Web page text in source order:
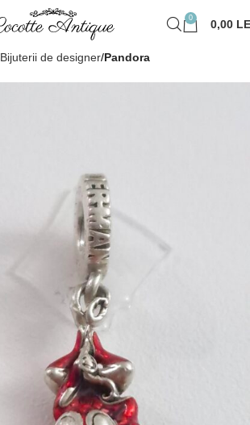
0 0,00
Bijuterii de designer Pandora